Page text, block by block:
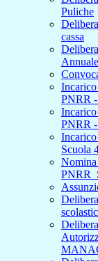
Puliche
cassa
PNRR -
PNRR -
Scuola